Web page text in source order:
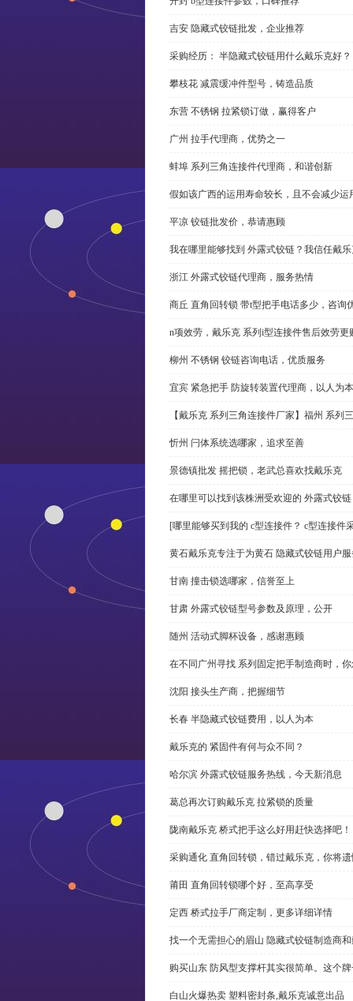
吉安 隐藏式铰链批发，企业推荐
采购经历： 半隐藏式铰链用什么戴乐克好？
攀枝花 减震缓冲件型号，铸造品质
东营 不锈钢 拉紧锁订做，赢得客户
广州 拉手代理商，优势之一
蚌埠 系列三角连接件代理商，和谐创新
假如该广西的运用寿命较长，且不会减少
平凉 铰链批发价，恭请惠顾
我在哪里能够找到 外露式铰链？我信任戴
浙江 外露式铰链代理商，服务热情
商丘 直角回转锁 带t型把手电话多少，咨询
n项效劳，戴乐克 系列i型连接件售后效劳更
柳州 不锈钢 铰链咨询电话，优质服务
宜宾 紧急把手 防旋转装置代理商，以人为本
【戴乐克 系列三角连接件厂家】福州 系列
忻州 闩体系统选哪家，追求至善
景德镇批发 摇把锁，老武总喜欢找戴乐克
在哪里可以找到该株洲受欢迎的 外露式铰
[哪里能够买到我的 c型连接件？ c型连接件
黄石戴乐克专注于为黄石 隐藏式铰链用户
甘南 撞击锁选哪家，信誉至上
甘肃 外露式铰链型号参数及原理，公开
随州 活动式脚杯设备，感谢惠顾
在不同广州寻找 系列固定把手制造商时，
沈阳 接头生产商，把握细节
长春 半隐藏式铰链费用，以人为本
戴乐克的 紧固件有何与众不同？
哈尔滨 外露式铰链服务热线，今天新消息
葛总再次订购戴乐克 拉紧锁的质量
陇南戴乐克 桥式把手这么好用赶快选择吧！
采购通化 直角回转锁，错过戴乐克，你将
莆田 直角回转锁哪个好，至高享受
定西 桥式拉手厂商定制，更多详细详情
找一个无需担心的眉山 隐藏式铰链制造商
购买山东 防风型支撑杆其实很简单。这个
白山火爆热卖 塑料密封条,戴乐克诚意出品